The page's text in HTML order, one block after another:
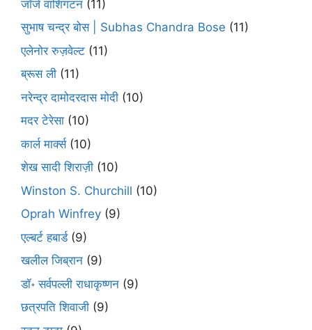
जॉर्ज वाशिंगटन (11)
सुभाष चन्द्र बोस | Subhas Chandra Bose (11)
एलेनोर रुज़वेल्ट (11)
ब्रूस ली (11)
नरेन्द्र दामोदरदास मोदी (10)
मदर टेरेसा (10)
कार्ल मार्क्स(10)
शेख सादी शिराज़ी (10)
Winston S. Churchill (10)
Oprah Winfrey (9)
एल्बर्ट हबार्ड(9)
खलील जिब्रान (9)
डॉ॰ सर्वपल्ली राधाकृष्णन (9)
छत्रपति शिवाजी (9)